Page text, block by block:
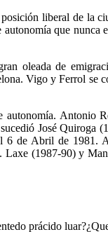
liberal de la
que nunca
oleada de
Vigo y Ferrol se
autonomía. Antonio
José Quiroga
6 de Abril de 1981.
(1987-90) y
prácido